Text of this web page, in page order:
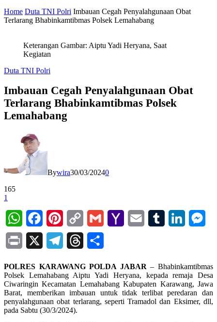
Home Duta TNI Polri Imbauan Cegah Penyalahgunaan Obat
Terlarang Bhabinkamtibmas Polsek Lemahabang
Keterangan Gambar: Aiptu Yadi Heryana, Saat
Kegiatan
Duta TNI Polri
Imbauan Cegah Penyalahgunaan Obat
Terlarang Bhabinkamtibmas Polsek
Lemahabang
Bywira30/03/20240
165
1
WhatsAppFacebookPinterest Copy
Link
Gmail
Yahoo
Email Tumblr LinkedIn
Print TelegramThreads
POLRES KARAWANG POLDA JABAR – Bhabinkamtibmas
Polsek Lemahabang Aiptu Yadi Heryana, kepada remaja Desa
Ciwaringin Kecamatan Lemahabang Kabupaten Karawang, Jawa
Barat, memberikan imbauan untuk tidak terlibat peredaran dan
penyalahgunaan obat terlarang, seperti Tramadol dan Eksimer, dll,
pada Sabtu (30/3/2024).